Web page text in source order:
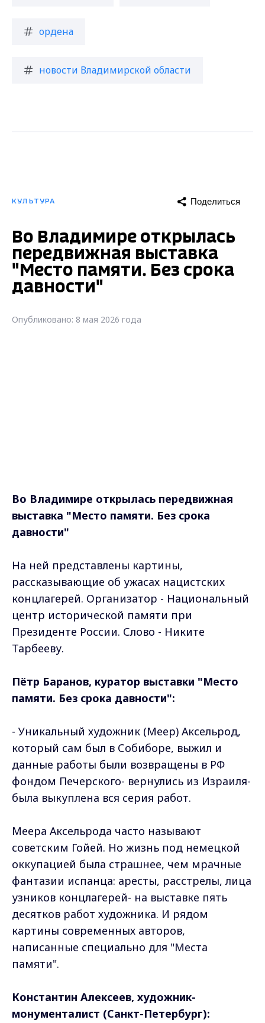
ордена
новости Владимирской области
КУЛЬТУРА Поделиться
Во Владимире открылась
передвижная выставка
"Место памяти. Без срока
давности"
Опубликовано: 8 мая 2026 года
Во Владимире открылась передвижная
выставка "Место памяти. Без срока
давности"
На ней представлены картины,
рассказывающие об ужасах нацистских
концлагерей. Организатор - Национальный
центр исторической памяти при
Президенте России. Слово - Никите
Тарбееву.
Пётр Баранов, куратор выставки "Место
памяти. Без срока давности":
- Уникальный художник (Меер) Аксельрод,
который сам был в Собиборе, выжил и
данные работы были возвращены в РФ
фондом Печерского- вернулись из Израиля-
была выкуплена вся серия работ.
Меера Аксельрода часто называют
советским Гойей. Но жизнь под немецкой
оккупацией была страшнее, чем мрачные
фантазии испанца: аресты, расстрелы, лица
узников концлагерей- на выставке пять
десятков работ художника. И рядом
картины современных авторов,
написанные специально для "Места
памяти".
Константин Алексеев, художник-
монументалист (Санкт-Петербург):